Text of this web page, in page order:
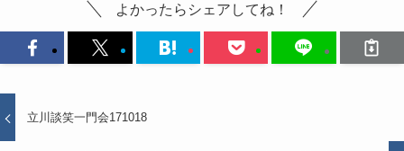
よかったらシェアしてね！
立川談笑一門会171018